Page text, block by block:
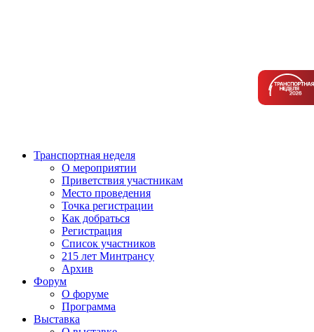
Транспортная неделя
О мероприятии
Приветствия участникам
Место проведения
Точка регистрации
Как добраться
Регистрация
Список участников
215 лет Минтрансу
Архив
Форум
О форуме
Программа
Выставка